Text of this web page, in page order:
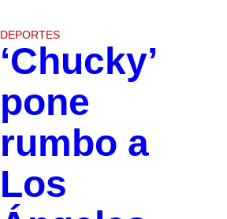
DEPORTES
‘Chucky’
pone
rumbo a
Los